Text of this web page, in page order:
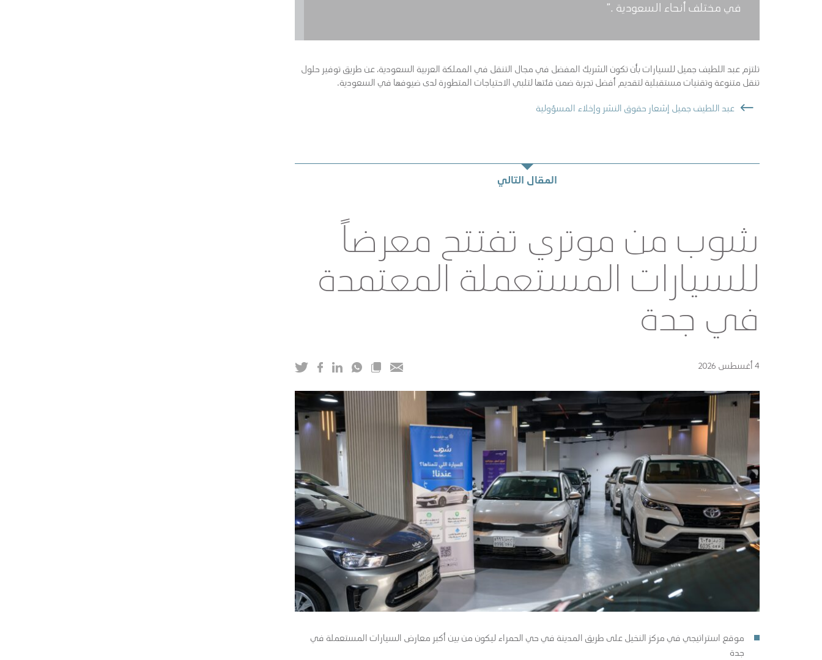
في مختلف أنحاء السعودية .”
تلتزم عبد اللطيف جميل للسيارات بأن تكون الشريك المفضل في مجال التنقل في المملكة العربية السعودية، عن طريق توفير حلول
تنقل متنوعة وتقنيات مستقبلية لتقديم أفضل تجربة ضمن فئتها لتلبي الاحتياجات المتطورة لدى ضيوفها في السعودية.
عبد اللطيف جميل إشعار حقوق النشر وإخلاء المسؤولية
المقال التالي
شوب من موتري تفتتح معرضاً
للسيارات المستعملة المعتمدة
في جدة
4 أغسطس 2026
موقع استراتيجي في مركز النخيل على طريق المدينة في حي الحمراء ليكون من بين أكبر معارض السيارات المستعملة في
جدة